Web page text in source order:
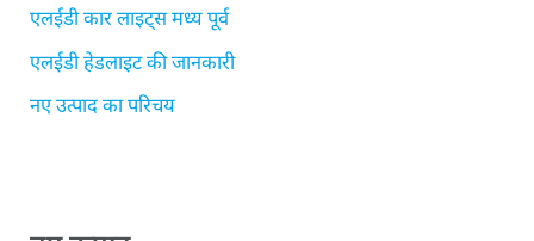
एलईडी कार लाइट्स मध्य पूर्व
एलईडी हेडलाइट की जानकारी
नए उत्पाद का परिचय